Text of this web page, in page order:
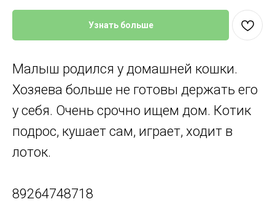
Узнать больше
Малыш родился у домашней кошки.
Хозяева больше не готовы держать его
у себя. Очень срочно ищем дом. Котик
подрос, кушает сам, играет, ходит в
лоток.
89264748718